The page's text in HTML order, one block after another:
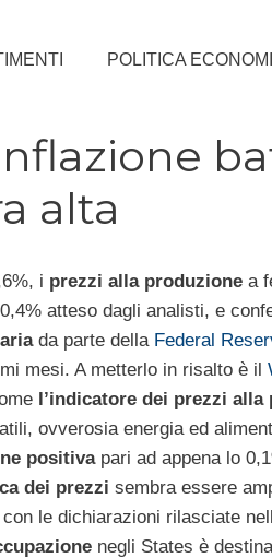
POLITICA
alta
i prezzi alla produzionea
atteso dagli analisti, e
da parte della Federal
mesi. A metterlo in risalto è il
l’indicatore dei prezzi alla
ovverosia energia ed
positivapari ad appena lo
dei prezzi sembra essere
le dichiarazioni rilasciate
negli States è